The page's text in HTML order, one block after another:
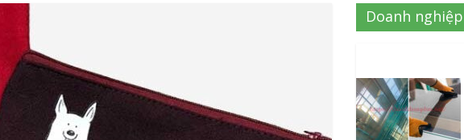
Doanh nghiệp